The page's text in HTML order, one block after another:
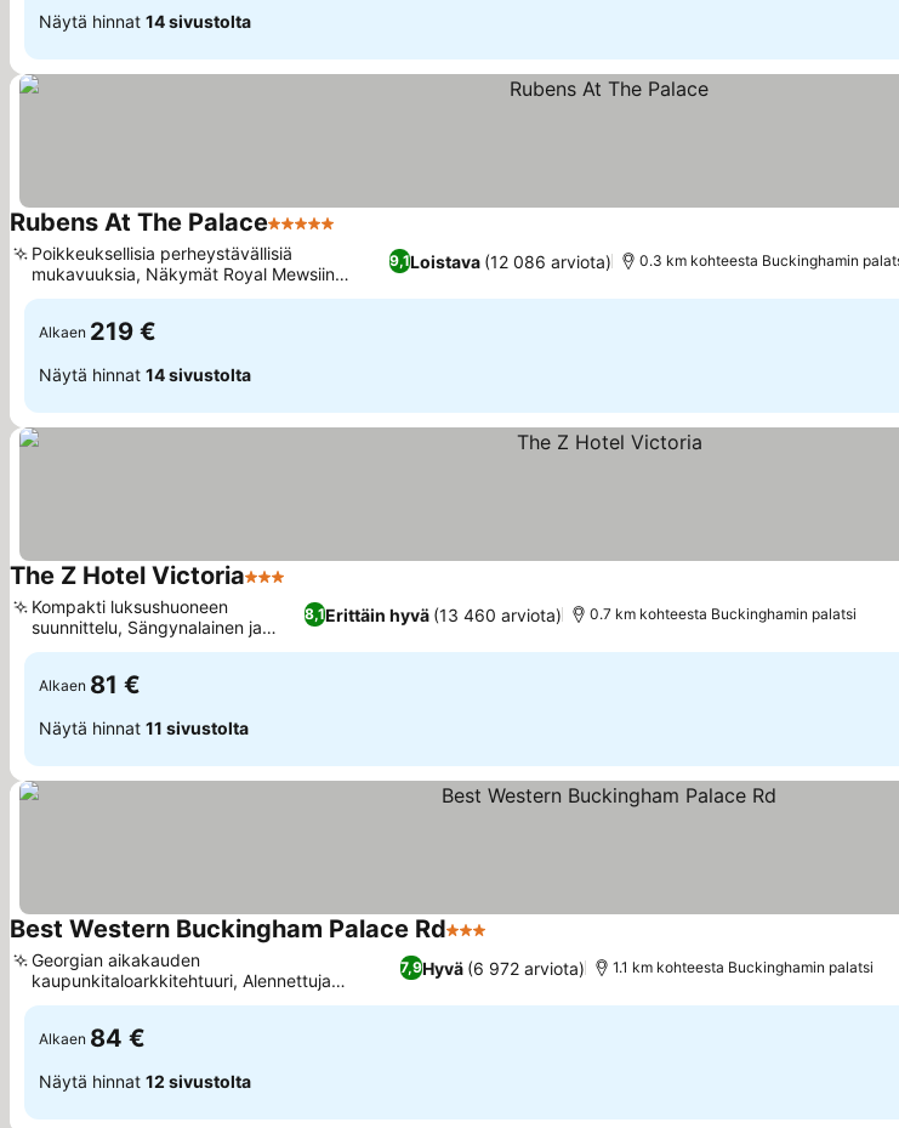
Näytä hinnat 14 sivustolta
Rubens At The Palace5 Tähtiluokitus
9,1Loistava (12 086 arviota)
Poikkeuksellisia perheystävällisiä
mukavuuksia, Näkymät Royal Mewsiin
Buckinghamin palatsilla
0.3 km kohteesta Buckinghamin
Alkaen 219 €
Näytä hinnat 14 sivustolta
The Z Hotel Victoria3 Tähtiluokitus
8,1Erittäin hyvä (13 460 arviota)
Kompakti luksushuoneen
suunnittelu, Sängynalainen ja
seinäsäilytys
0.7 km kohteesta Buckinghamin palatsi
Alkaen 81 €
Näytä hinnat 11 sivustolta
Best Western Buckingham Palace Rd3 Tähtiluokitus
7,9Hyvä (6 972 arviota)
Georgian aikakauden
kaupunkitaloarkkitehtuuri, Alennettuja
paikallisia ruokailumahdollisuuksia
1.1 km kohteesta Buckinghamin palatsi
Alkaen 84 €
Näytä hinnat 12 sivustolta